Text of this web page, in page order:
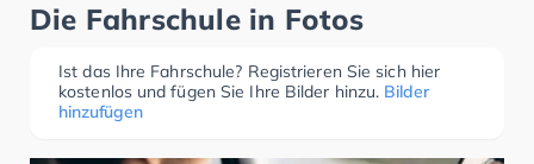
Die Fahrschule in Fotos
Ist das Ihre Fahrschule? Registrieren Sie sich hier
kostenlos und fügen Sie Ihre Bilder hinzu. Bilder
hinzufügen